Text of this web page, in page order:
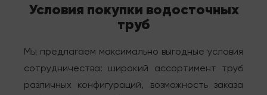
Условия покупки водосточных
труб
Мы предлагаем максимально выгодные условия
сотрудничества: широкий ассортимент труб
различных конфигураций, возможность заказа